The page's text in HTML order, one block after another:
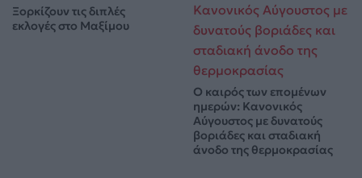
Ξορκίζουν τις διπλές
εκλογές στο Μαξίμου
Ο καιρός των επομένων
ημερών: Κανονικός
Αύγουστος με δυνατούς
βοριάδες και σταδιακή
άνοδο της θερμοκρασίας